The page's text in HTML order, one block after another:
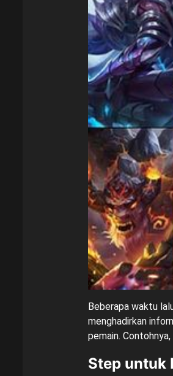
Beberapa waktu
menghadirkan
pemain.
Step untuk